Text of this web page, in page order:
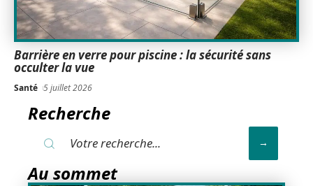
Barrière en verre pour piscine : la sécurité sans
occulter la vue
Santé 5 juillet 2026
Recherche
Au sommet